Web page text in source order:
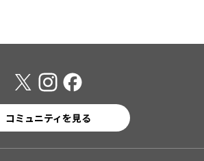
コミュニティを見る